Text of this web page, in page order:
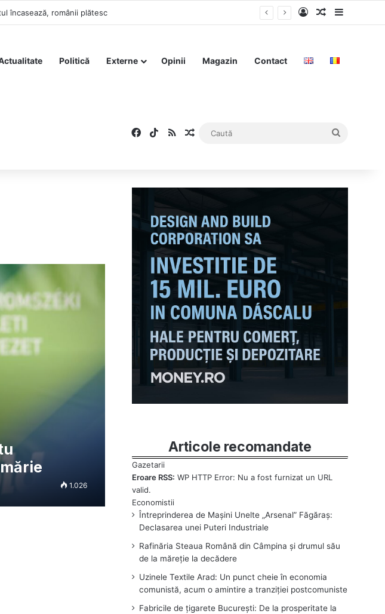
încasează, românii plătesc Log InArticolSidebar
Politică Externe Opinii Magazin Contact
Facebook
TikTok
RSSArticol aleatoriu
1.026
Articole recomandate
Eroare RSS: WP HTTP Error: Nu a fost furnizat un URL
valid.
Întreprinderea de Mașini Unelte „Arsenal” Făgăraș:
Declasarea unei Puteri Industriale
Rafinăria Steaua Română din Câmpina și drumul său
de la măreție la decădere
Uzinele Textile Arad: Un punct cheie în economia
comunistă, acum o amintire a tranziției postcomuniste
Fabricile de țigarete București: De la prosperitate la